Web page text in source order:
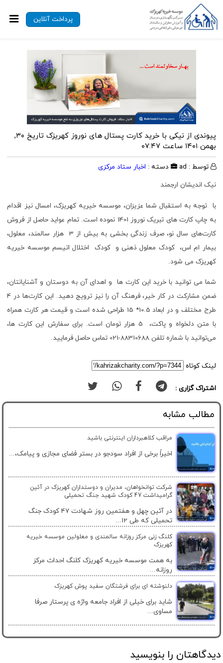
پرداخت آنلاین
پیوندی از نیکی با خرید کارت پستال های نوروز کهریزک
تاریخ ۳۰,
بهمن ۱۴۰۱ ساعت ۰۷:۴۷
توسط : ad دسته : اخبار ستاد مرکزی
نیک اندیشان ارجمند
با توجه به استقبال شما عزیزان، موسسه خیریه کهریزک، امسال نیز اقدام
به چاپ کارت های تبریک نوروز 1401 نموده است. تمام عواید حاصل از فروش
کارت‌های سال نو، صرف زندگی بخشی به بیش از 3 هزار سالمند، معلول،
بیمار ام اس، کودک معلول ذهنی و کودک اختلال اتیسم موسسه خیریه
کهریزک می شود.
شما می توانید با خرید این کارت ها و اهدای آن به دوستان و آشنایانتان،
ضمن مشارکت در کار خیر، فرهنگ آن را نیز ترویج دهید. این کارت‌ها در 4
طرح مختلف و در ابعاد 10.5* 15 طراحی شده است و قیمت هر کارت همراه
با متن دلخواه و پاکت، 5 هزار تومان است. برای سفارش این کارت ها،
می‌توانید با شماره تلفن 88310688-021 تماس حاصل فرمایید.
لینک کوتاه
اشتراک گزاری :
مطالب مشابه
مراقب کلاهبرداران اینترنتی باشید
اخیراً برخی از افراد سودجو در بستر فضای مجازی و پیامک،...
شرکت توانخواهان، مدیران و دوستداران کهریزک در آئین
گرامیداشت 47 کودک شهید جنگ تحمیلی
در آئین چهل و هفتمین روز شهادت 47 کودک جنگ
تحمیلی که طی 12...
کلنگ زنی مرکز روزانه سالمندی و معلولین موسسه خیریه
کهریزک
به همت موسسه خیریه کهریزک کلنگ احداث مرکز
روزانه...
دلنوشته ای برای فرشتگان سفید پوش کهریزک
شاید برای خیلی از افراد جامعه واژه ی پرستار صرفا
مساوی...
دیدگاهتان را بنویسید